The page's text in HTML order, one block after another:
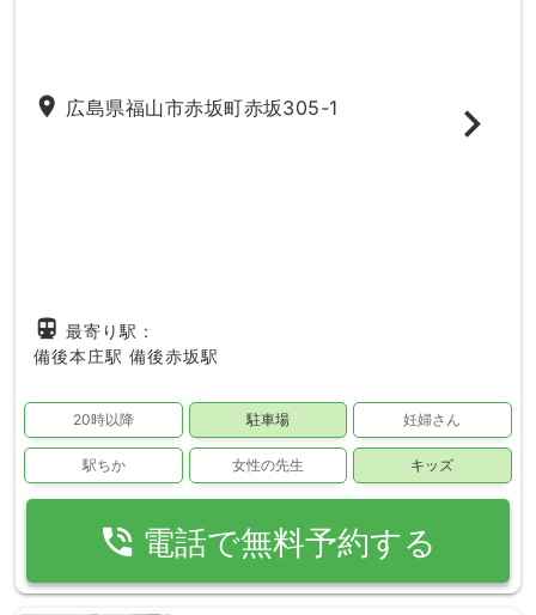
place 広島県福山市赤坂町赤坂305-1
directions_subway 最寄り駅：
備後本庄駅 備後赤坂駅
20時以降 駐車場 妊婦さん
駅ちか 女性の先生 キッズ
phone_in_talk 電話で無料予約する